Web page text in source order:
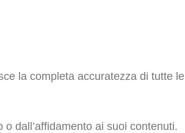
la completa accuratezza di tutte le
dall’affidamento ai suoi contenuti.